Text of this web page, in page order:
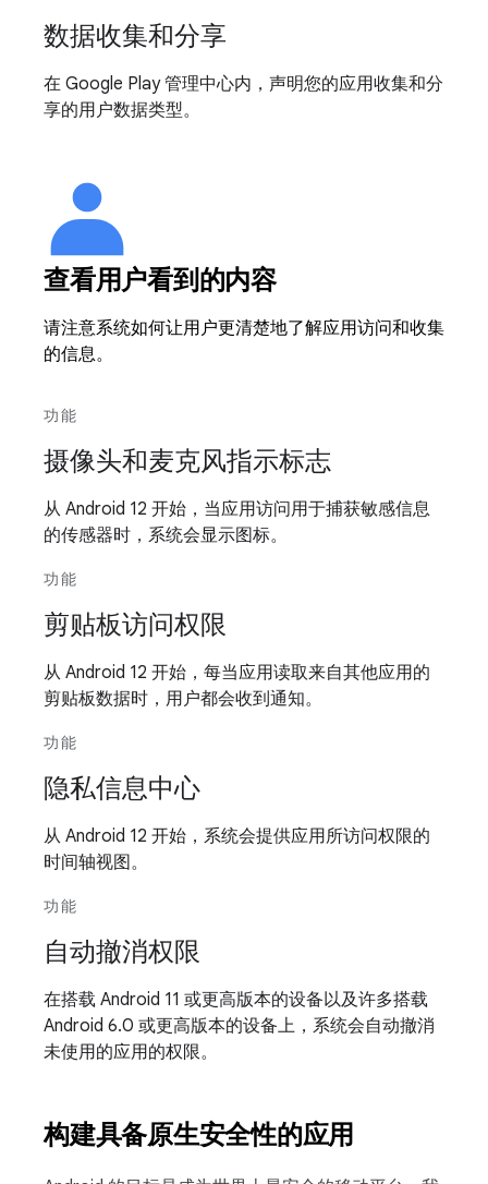
数据收集和分享
在 Google Play 管理中心内，声明您的应用收集和分
享的用户数据类型。
查看用户看到的内容
请注意系统如何让用户更清楚地了解应用访问和收集
的信息。
功能
摄像头和麦克风指示标志
从 Android 12 开始，当应用访问用于捕获敏感信息
的传感器时，系统会显示图标。
功能
剪贴板访问权限
从 Android 12 开始，每当应用读取来自其他应用的
剪贴板数据时，用户都会收到通知。
功能
隐私信息中心
从 Android 12 开始，系统会提供应用所访问权限的
时间轴视图。
功能
自动撤消权限
在搭载 Android 11 或更高版本的设备以及许多搭载
Android 6.0 或更高版本的设备上，系统会自动撤消
未使用的应用的权限。
构建具备原生安全性的应用